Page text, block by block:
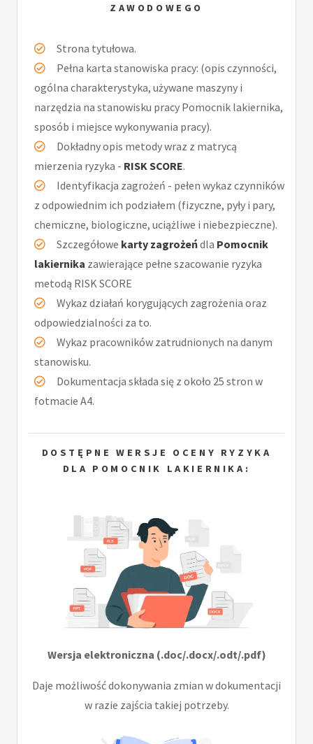
ZAWODOWEGO
Strona tytułowa.
Pełna karta stanowiska pracy: (opis czynności,
ogólna charakterystyka, używane maszyny i
narzędzia na stanowisku pracy Pomocnik lakiernika,
sposób i miejsce wykonywania pracy).
Dokładny opis metody wraz z matrycą
mierzenia ryzyka - RISK SCORE.
Identyfikacja zagrożeń - pełen wykaz czynników
z odpowiednim ich podziałem (fizyczne, pyły i pary,
chemiczne, biologiczne, uciążliwe i niebezpieczne).
Szczegółowe karty zagrożeńdla Pomocnik
lakiernika zawierające pełne szacowanie ryzyka
metodą RISK SCORE
Wykaz działań korygujących zagrożenia oraz
odpowiedzialności za to.
Wykaz pracowników zatrudnionych na danym
stanowisku.
Dokumentacja składa się z około 25 stron w
fotmacie A4.
DOSTĘPNE WERSJE OCENY RYZYKA
DLA POMOCNIK LAKIERNIKA:
Wersja elektroniczna (.doc/.docx/.odt/.pdf)
Daje możliwość dokonywania zmian w dokumentacji
w razie zajścia takiej potrzeby.